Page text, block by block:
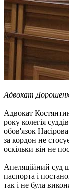
Адвокат
Адвокат
року колегія
обов'язок
за кордон не
оскільки він не
Апеляційний суд
паспорта і
так і не була